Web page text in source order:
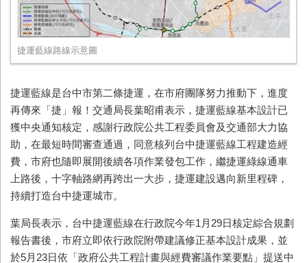
捷運藍線路線示意圖
捷運藍線是台中市第二條捷運，在市府團隊努力推動下，進度
再傳來「捷」報！交通局長葉昭甫表示，捷運藍線基本設計已
獲中央通知核定，感謝行政院公共工程委員會及交通部大力協
助，在最短時間審查通過，同意核列台中捷運藍線工程建造經
費，市府也隨即展開後續各項作業發包工作，繼捷運綠線通車
上路後，十字軸路網再跨出一大步，捷運建設邁向新里程碑，
持續打造台中捷運城市。
葉局長表示，台中捷運藍線在行政院今年1 月 29日核定綜合規劃
報告書後，市府立即依行政院附帶建議修正基本設計成果，並
於5月 23日依「政府公共工程計畫與經費審議作業要點」提送中